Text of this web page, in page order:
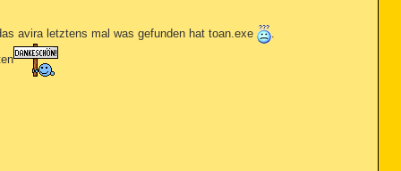
avira letztens mal was gefunden hat toan.exe
.